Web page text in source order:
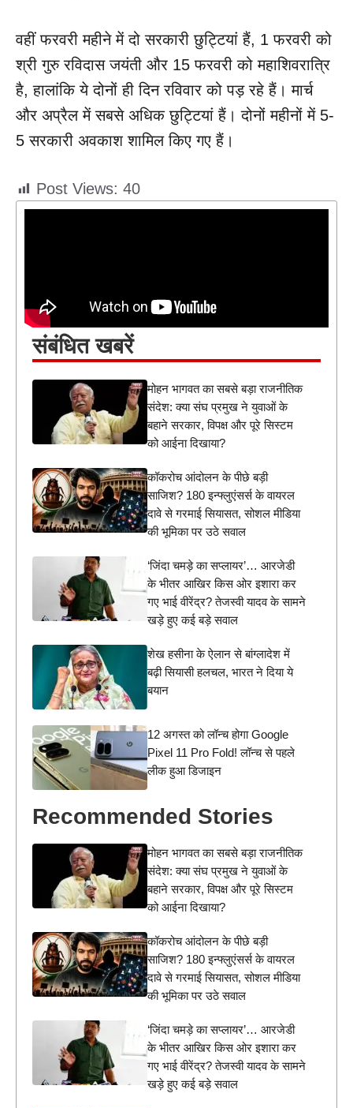
वहीं फरवरी महीने में दो सरकारी छुट्टियां हैं, 1 फरवरी को
श्री गुरु रविदास जयंती और 15 फरवरी को महाशिवरात्रि
है, हालांकि ये दोनों ही दिन रविवार को पड़ रहे हैं। मार्च
और अप्रैल में सबसे अधिक छुट्टियां हैं। दोनों महीनों में 5-
5 सरकारी अवकाश शामिल किए गए हैं।
Post Views: 40
संबंधित खबरें
मोहन भागवत का सबसे बड़ा राजनीतिक
संदेश: क्या संघ प्रमुख ने युवाओं के
बहाने सरकार, विपक्ष और पूरे सिस्टम
को आईना दिखाया?
कॉकरोच आंदोलन के पीछे बड़ी
साजिश? 180 इन्फ्लुएंसर्स के वायरल
दावे से गरमाई सियासत, सोशल मीडिया
की भूमिका पर उठे सवाल
‘जिंदा चमड़े का सप्लायर’… आरजेडी
के भीतर आखिर किस ओर इशारा कर
गए भाई वीरेंद्र? तेजस्वी यादव के सामने
खड़े हुए कई बड़े सवाल
शेख हसीना के ऐलान से बांग्लादेश में
बढ़ी सियासी हलचल, भारत ने दिया ये
बयान
12 अगस्त को लॉन्च होगा Google
Pixel 11 Pro Fold! लॉन्च से पहले
लीक हुआ डिजाइन
Recommended Stories
मोहन भागवत का सबसे बड़ा राजनीतिक
संदेश: क्या संघ प्रमुख ने युवाओं के
बहाने सरकार, विपक्ष और पूरे सिस्टम
को आईना दिखाया?
कॉकरोच आंदोलन के पीछे बड़ी
साजिश? 180 इन्फ्लुएंसर्स के वायरल
दावे से गरमाई सियासत, सोशल मीडिया
की भूमिका पर उठे सवाल
‘जिंदा चमड़े का सप्लायर’… आरजेडी
के भीतर आखिर किस ओर इशारा कर
गए भाई वीरेंद्र? तेजस्वी यादव के सामने
खड़े हुए कई बड़े सवाल